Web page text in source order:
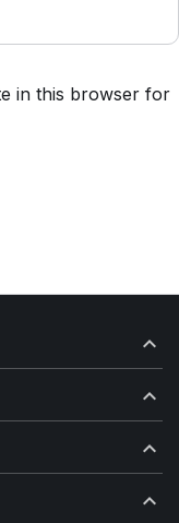
in this browser for